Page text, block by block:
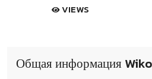
VIEWS
Общая информация